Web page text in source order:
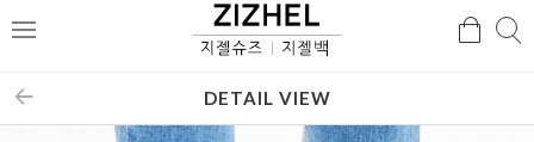
메
검
DETAIL VIEW